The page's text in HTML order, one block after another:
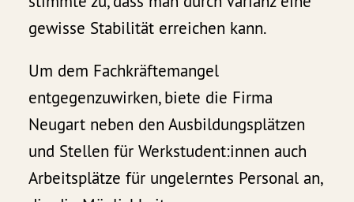
gewisse Stabilität erreichen kann.
Um dem Fachkräftemangel
entgegenzuwirken, biete die Firma
Neugart neben den Ausbildungsplätzen
und Stellen für Werkstudent:innen auch
Arbeitsplätze für ungelerntes Personal an,